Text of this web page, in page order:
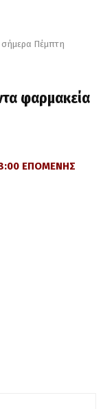
σήμερα Πέμπτη
φαρμακεία
ΕΠΟΜΕΝΗΣ